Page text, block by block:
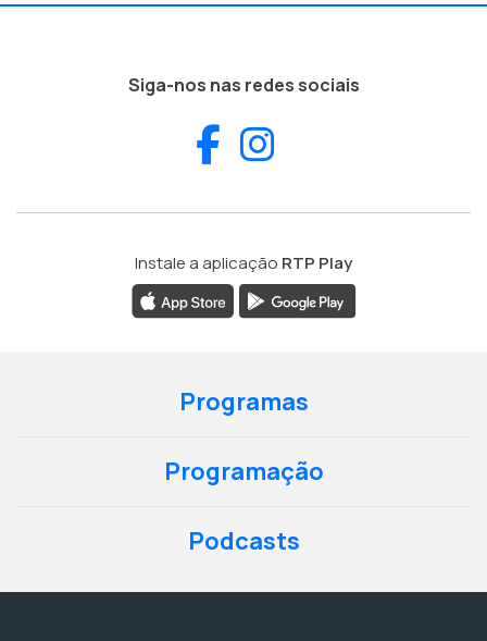
Siga-nos nas redes sociais
Facebook
Instale a aplicação RTP Play
Programas
Programação
Podcasts